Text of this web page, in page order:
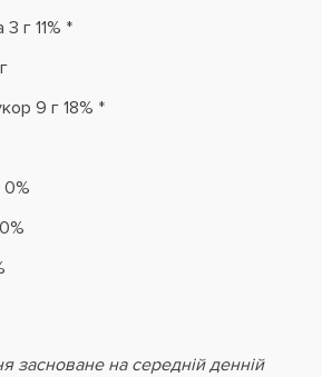
г 11% *
9 г 18% *
0%
засноване на середній денній